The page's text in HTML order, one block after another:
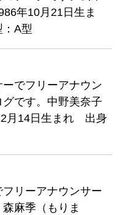
年10月21日生ま
A型
でフリーアナウン
です。中野美奈子
月14日生まれ 出身
リーアナウンサー
麻季（もりま